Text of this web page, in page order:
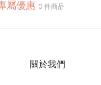
屬優惠 0 件商品
關於我們